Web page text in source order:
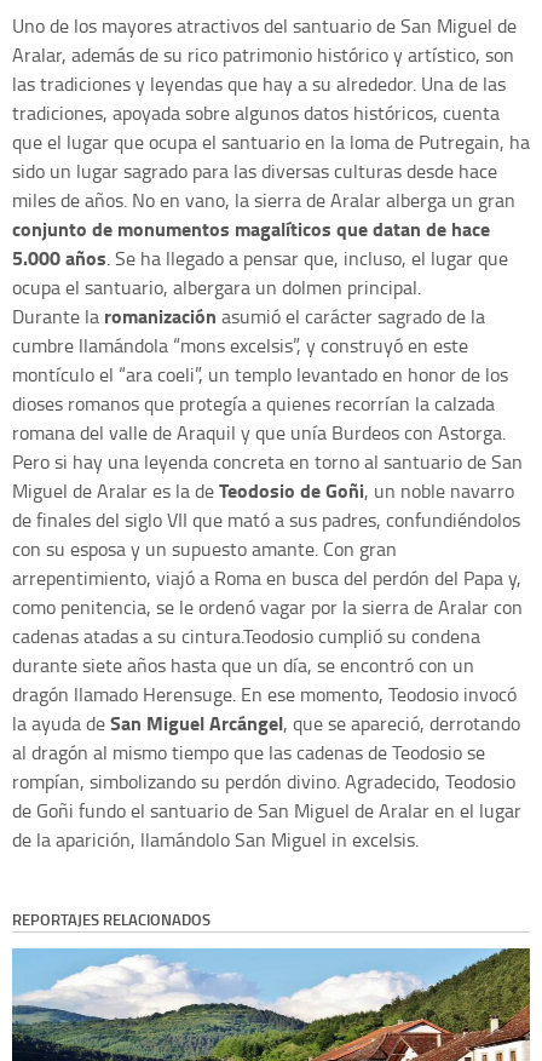
Uno de los mayores atractivos del santuario de San Miguel de
Aralar, además de su rico patrimonio histórico y artístico, son
las tradiciones y leyendas que hay a su alrededor. Una de las
tradiciones, apoyada sobre algunos datos históricos, cuenta
que el lugar que ocupa el santuario en la loma de Putregain, ha
sido un lugar sagrado para las diversas culturas desde hace
miles de años. No en vano, la sierra de Aralar alberga un gran
conjunto de monumentos magalíticos que datan de hace
5.000 años. Se ha llegado a pensar que, incluso, el lugar que
ocupa el santuario, albergara un dolmen principal.
Durante la romanización asumió el carácter sagrado de la
cumbre llamándola “mons excelsis”, y construyó en este
montículo el “ara coeli”, un templo levantado en honor de los
dioses romanos que protegía a quienes recorrían la calzada
romana del valle de Araquil y que unía Burdeos con Astorga.
Pero si hay una leyenda concreta en torno al santuario de San
Miguel de Aralar es la deTeodosio de Goñi, un noble navarro
de finales del siglo VII que mató a sus padres, confundiéndolos
con su esposa y un supuesto amante. Con gran
arrepentimiento, viajó a Roma en busca del perdón del Papa y,
como penitencia, se le ordenó vagar por la sierra de Aralar con
cadenas atadas a su cintura.Teodosio cumplió su condena
durante siete años hasta que un día, se encontró con un
dragón llamado Herensuge. En ese momento, Teodosio invocó
la ayuda deSan Miguel Arcángel, que se apareció, derrotando
al dragón al mismo tiempo que las cadenas de Teodosio se
rompían, simbolizando su perdón divino. Agradecido, Teodosio
de Goñi fundo el santuario de San Miguel de Aralar en el lugar
de la aparición, llamándolo San Miguel in excelsis.
REPORTAJES RELACIONADOS